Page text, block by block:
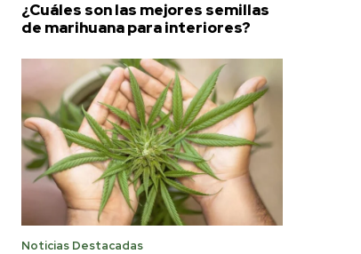
¿Cuáles son las mejores semillas
de marihuana para interiores?
Noticias Destacadas